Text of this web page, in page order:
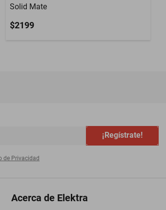
Solid Mate
$2199
¡Regístrate!
de Privacidad
Acerca de Elektra